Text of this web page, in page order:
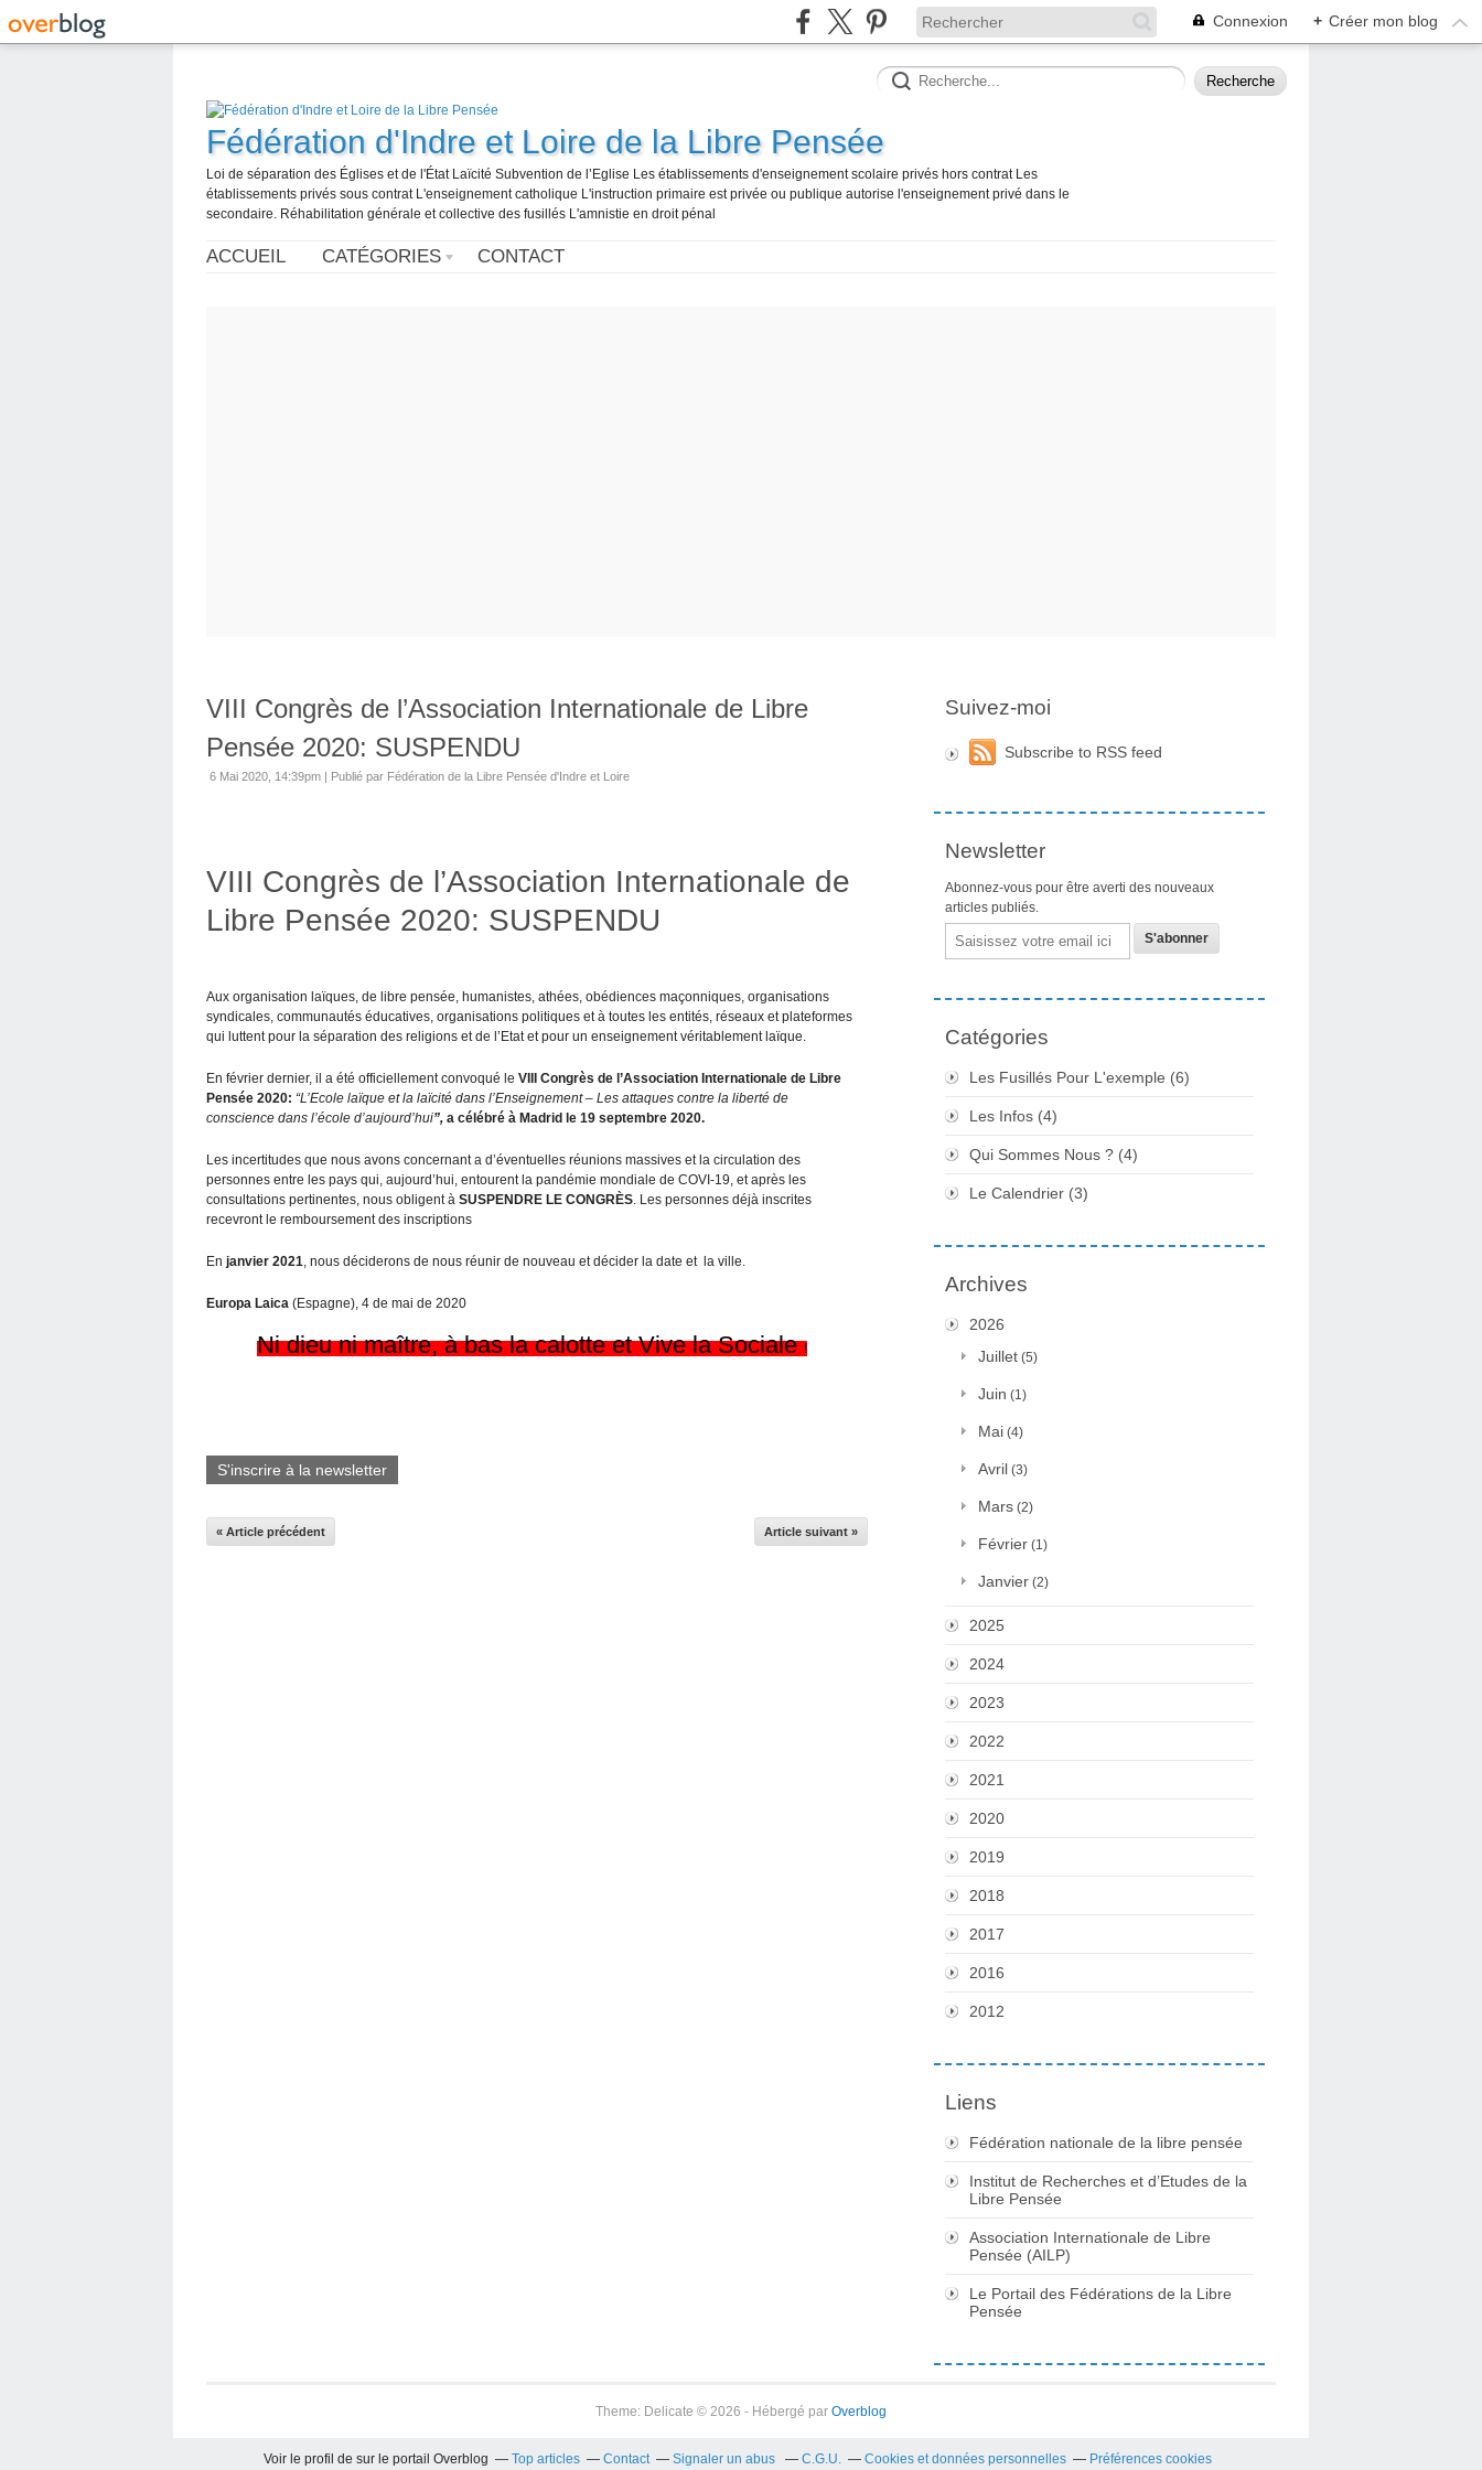
Connexion + Créer mon blog
Fédération d'Indre et Loire de la Libre Pensée
Loi de séparation des Églises et de l'État Laïcité Subvention de l’Eglise Les établissements d'enseignement scolaire privés hors contrat Les
établissements privés sous contrat L'enseignement catholique L'instruction primaire est privée ou publique autorise l'enseignement privé dans le
secondaire. Réhabilitation générale et collective des fusillés L'amnistie en droit pénal
ACCUEIL CATÉGORIES CONTACT
VIII Congrès de l’Association Internationale de Libre
Pensée 2020: SUSPENDU
6 Mai 2020, 14:39pm | Publié par Fédération de la Libre Pensée d'Indre et Loire
VIII Congrès de l’Association Internationale de
Libre Pensée 2020: SUSPENDU
Aux organisation laïques, de libre pensée, humanistes, athées, obédiences maçonniques, organisations
syndicales, communautés éducatives, organisations politiques et à toutes les entités, réseaux et plateformes
qui luttent pour la séparation des religions et de l’Etat et pour un enseignement véritablement laïque.
En février dernier, il a été officiellement convoqué le VIII Congrès de l’Association Internationale de Libre
Pensée 2020: “L’Ecole laïque et la laïcité dans l’Enseignement – Les attaques contre la liberté de
conscience dans l’école d’aujourd’hui”, a célébré à Madrid le 19 septembre 2020.
Les incertitudes que nous avons concernant a d’éventuelles réunions massives et la circulation des
personnes entre les pays qui, aujourd’hui, entourent la pandémie mondiale de COVI-19, et après les
consultations pertinentes, nous obligent à SUSPENDRE LE CONGRÈS. Les personnes déjà inscrites
recevront le remboursement des inscriptions
En janvier 2021, nous déciderons de nous réunir de nouveau et décider la date et la ville.
Europa Laica (Espagne), 4 de mai de 2020
Ni dieu ni maître, à bas la calotte et Vive la Sociale!
S'inscrire à la newsletter
« Article précédent Article suivant »
Suivez-moi
Subscribe to RSS feed
Newsletter
Abonnez-vous pour être averti des nouveaux
articles publiés.
Email
Catégories
Les Fusillés Pour L'exemple (6)
Les Infos (4)
Qui Sommes Nous ? (4)
Le Calendrier (3)
Archives
2026
Juillet (5)
Juin (1)
Mai (4)
Avril (3)
Mars (2)
Février (1)
Janvier (2)
2025
2024
2023
2022
2021
2020
2019
2018
2017
2016
2012
Liens
Fédération nationale de la libre pensée
Institut de Recherches et d’Etudes de la
Libre Pensée
Association Internationale de Libre
Pensée (AILP)
Le Portail des Fédérations de la Libre
Pensée
Theme: Delicate © 2026 - Hébergé par Overblog
Voir le profil de sur le portail Overblog Top articles Contact Signaler un abus C.G.U. Cookies et données personnelles Préférences cookies